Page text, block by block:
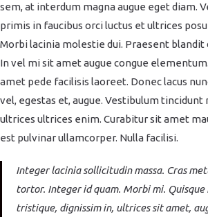
sem, at interdum magna augue eget diam.
primis in faucibus orci luctus et ultrices
Morbi lacinia molestie dui. Praesent blandit
In vel mi sit amet augue congue
amet pede facilisis laoreet. Donec lacus
vel, egestas et, augue. Vestibulum tincidunt
ultrices ultrices enim. Curabitur sit amet
est pulvinar ullamcorper. Nulla facilisi.
Integer lacinia sollicitudin massa. Cras
tortor. Integer id quam. Morbi mi. Quisque
tristique, dignissim in, ultrices sit amet,